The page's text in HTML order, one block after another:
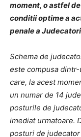
moment, o astfel
conditii optime a
penale a
Schema de
este compusa
care, la acest
un numar de 14
posturile de
imediat urmatoare.
posturi de